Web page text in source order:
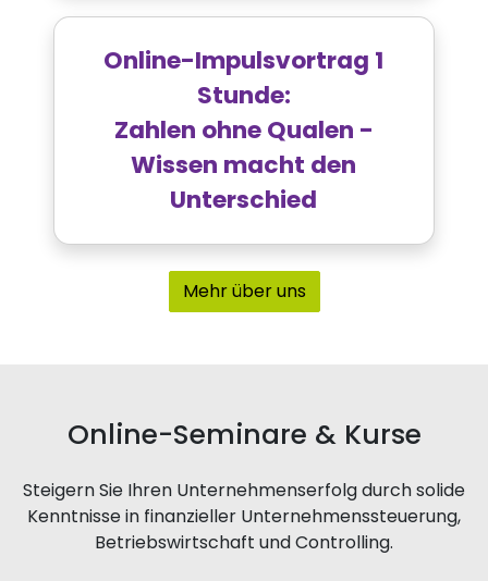
Online-Impulsvortrag 1
Stunde:
Zahlen ohne Qualen -
Wissen macht den
Unterschied
Mehr über uns
Online-Seminare & Kurse
Steigern Sie Ihren Unternehmenserfolg durch solide
Kenntnisse in finanzieller Unternehmenssteuerung,
Betriebswirtschaft und Controlling.